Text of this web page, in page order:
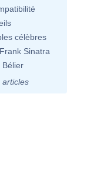
célèbres
Sinatra
Bélier
articles